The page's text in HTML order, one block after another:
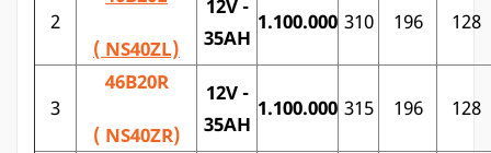
2
( NS40ZL)
12V -
35AH
1.100.000 310 196 128
3
46B20R
( NS40ZR)
12V -
35AH
1.100.000 315 196 128